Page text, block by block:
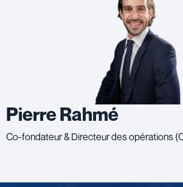
Pierre Rahmé
Co-fondateur & Directeur des opérations